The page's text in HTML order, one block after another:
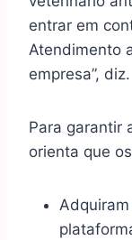
entrar em
Atendimento
empresa”, diz.
Para garantir
orienta que